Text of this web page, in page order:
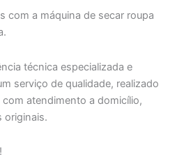
com a máquina de secar roupa
técnica especializada e
serviço de qualidade, realizado
atendimento a domicílio,
originais.